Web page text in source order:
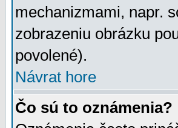
mechanizmami, napr.
zobrazeniu obrázku
povolené).
Návrat hore
Čo sú to oznámenia?